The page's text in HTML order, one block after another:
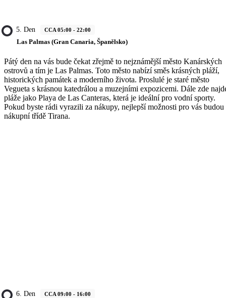
5. Den CCA 05:00 - 22:00
Las Palmas (Gran Canaria, Španělsko)
Pátý den na vás bude čekat zřejmě to nejznámější město Kanárských
ostrovů a tím je Las Palmas. Toto město nabízí směs krásných pláží,
historických památek a moderního života. Proslulé je staré město
Vegueta s krásnou katedrálou a muzejními expozicemi. Dále zde
pláže jako Playa de Las Canteras, která je ideální pro vodní sporty.
Pokud byste rádi vyrazili za nákupy, nejlepší možnosti pro vás budou
nákupní třídě Tirana.
6. Den CCA 09:00 - 16:00